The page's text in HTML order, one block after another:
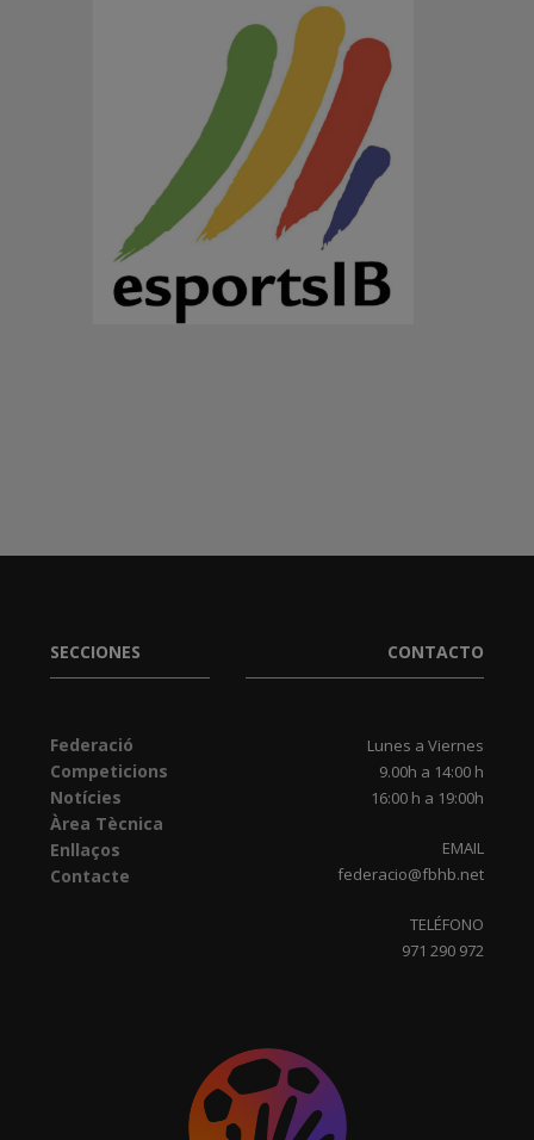
SECCIONES
Federació
Competicions
Notícies
Àrea Tècnica
Enllaços
Contacte
CONTACTO
Lunes a Viernes
9.00h a 14:00 h
16:00 h a 19:00h
EMAIL
federacio@fbhb.net
TELÉFONO
971 290 972